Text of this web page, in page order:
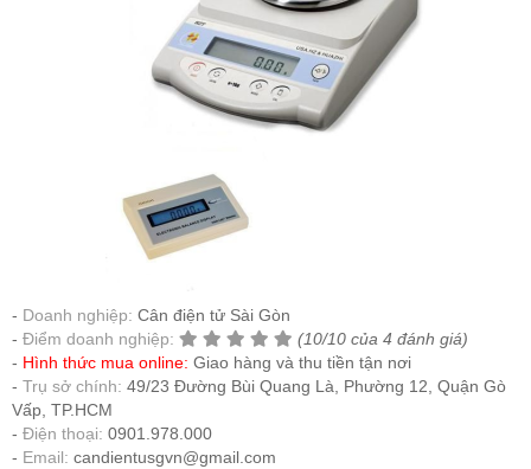
Doanh nghiệp: Cân điện tử Sài Gòn
Điểm doanh nghiệp:
(10/10 của 4 đánh giá)
Hình thức mua online: Giao hàng và thu tiền tận nơi
Trụ sở chính: 49/23 Đường Bùi Quang Là, Phường 12, Quận Gò
Vấp, TP.HCM
Điện thoại: 0901.978.000
Email: candientusgvn@gmail.com